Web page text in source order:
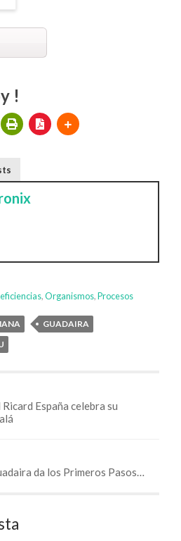
!
,Organismos,Procesos
GUADAIRA
España celebra su
da los Primeros Pasos…